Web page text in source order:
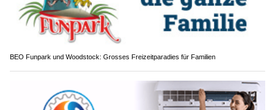
BEO Funpark und Woodstock: Grosses Freizeitparadies für Familien